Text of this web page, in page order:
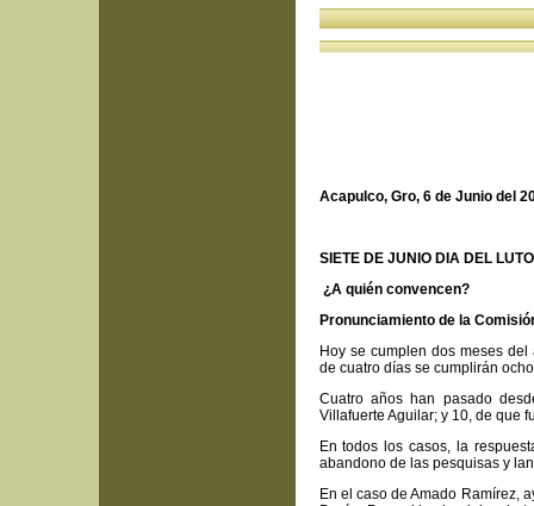
Acapulco, Gro, 6 de Junio del
SIETE DE JUNIO DIA DEL
¿A quién convencen?
Pronunciamiento de la
Hoy se cumplen dos meses
de cuatro días se cumplirán
Cuatro años han pasado
Villafuerte Aguilar; y 10, de que
En todos los casos, la
abandono de las pesquisas y
En el caso de Amado Ramírez,